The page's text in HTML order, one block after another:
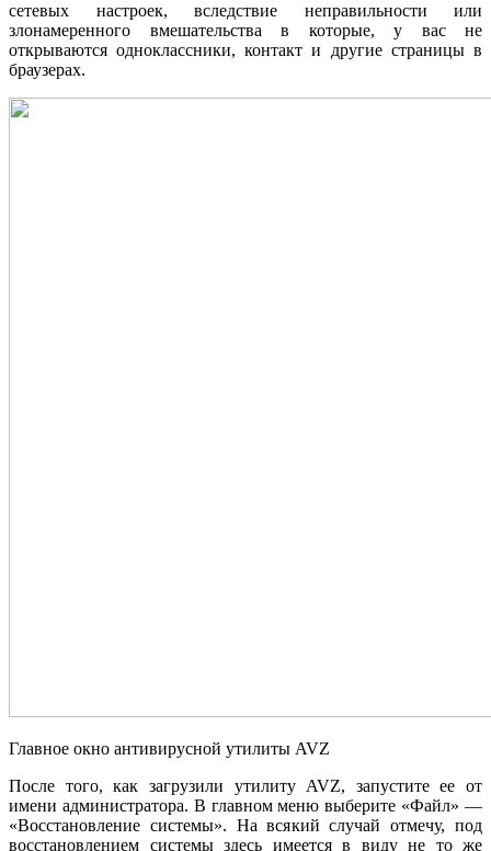
сетевых настроек, вследствие неправильности или
злонамеренного вмешательства в которые, у вас не
открываются одноклассники, контакт и другие страницы в
браузерах.
Главное окно антивирусной утилиты AVZ
После того, как загрузили утилиту AVZ, запустите ее от
имени администратора. В главном меню выберите «Файл» —
«Восстановление системы». На всякий случай отмечу, под
восстановлением системы здесь имеется в виду не то же